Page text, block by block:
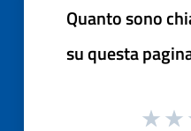
Quanto sono
su questa